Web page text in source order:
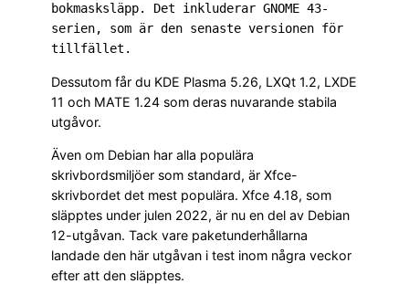
bokmasksläpp. Det inkluderar GNOME 43-
serien, som är den senaste versionen för
tillfället.
Dessutom får du KDE Plasma 5.26, LXQt 1.2, LXDE
11 och MATE 1.24 som deras nuvarande stabila
utgåvor.
Även om Debian har alla populära
skrivbordsmiljöer som standard, är Xfce-
skrivbordet det mest populära. Xfce 4.18, som
släpptes under julen 2022, är nu en del av Debian
12-utgåvan. Tack vare paketunderhållarna
landade den här utgåvan i test inom några veckor
efter att den släpptes.